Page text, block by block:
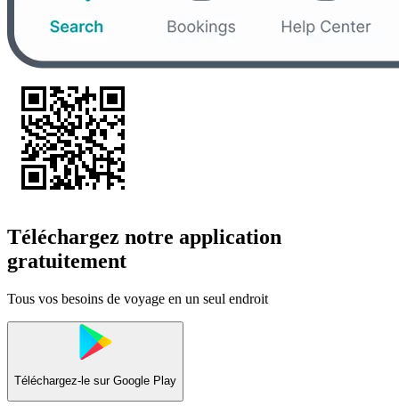
Téléchargez notre application
gratuitement
Tous vos besoins de voyage en un seul endroit
Téléchargez-le sur Google Play